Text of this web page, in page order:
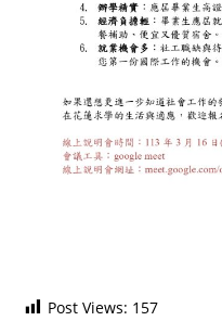
Post Views: 157